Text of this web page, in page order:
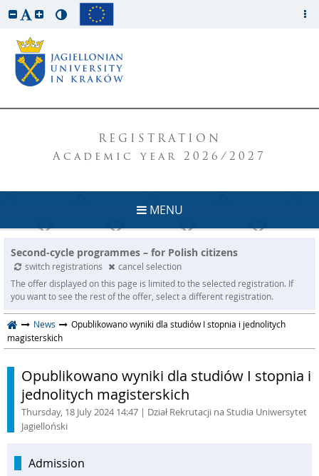
REGISTRATION
Academic year 2026/2027
MENU
Second-cycle programmes – for Polish citizens
switch registrations
cancel selection
The offer displayed on this page is limited to the selected registration. If
you want to see the rest of the offer, select a different registration.
News
Opublikowano wyniki dla studiów I stopnia i jednolitych
magisterskich
Opublikowano wyniki dla studiów I stopnia i
jednolitych magisterskich
Thursday, 18 July 2024 14:47 | Dział Rekrutacji na Studia Uniwersytet
Jagielloński
Admission